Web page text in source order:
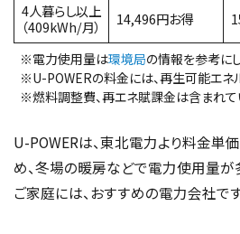
4人暮らし以上
（409kWh/月）
14,496円お得
※電力使用量は環境局の情報を参考に
※U-POWERの料金には、再生可能エネ
※燃料調整費、再エネ賦課金は含まれて
U-POWERは、東北電力より料金単
め、冬場の暖房などで電力使用量が
ご家庭には、おすすめの電力会社です